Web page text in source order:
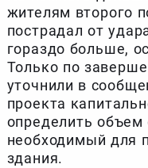
жителям второго
пострадал от
гораздо больше,
Только по
уточнили в
проекта
определить объем
необходимый для
здания.